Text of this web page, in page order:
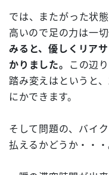
では、またがった状
高いので足の力は一
みると、優しくリア
かりました。
この辺
踏み変えはというと
にかできます。
そして問題の、バイ
払えるかどうか・・・